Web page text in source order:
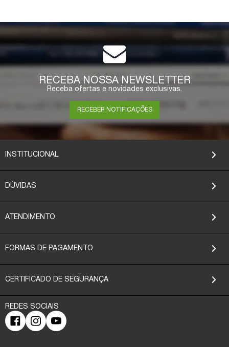
ESGOTADO
RECEBA NOSSA NEWSLETTER
Receba ofertas e novidades exclusivas.
RECEBER NOTIFICAÇÕES
INSTITUCIONAL
DÚVIDAS
ATENDIMENTO
FORMAS DE PAGAMENTO
CERTIFICADO DE SEGURANÇA